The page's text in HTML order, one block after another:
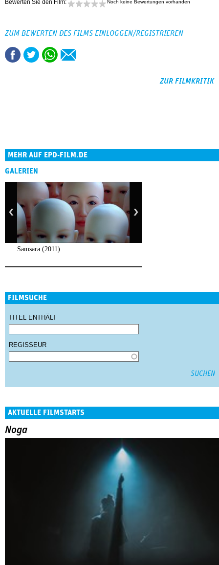
Bewerten Sie den Film: Noch keine Bewertungen vorhanden
ZUM BEWERTEN DES FILMS EINLOGGEN/REGISTRIEREN
ZUR FILMKRITIK
MEHR AUF EPD-FILM.DE
GALERIEN
Samsara (2011)
FILMSUCHE
TITEL ENTHÄLT
REGISSEUR
AKTUELLE FILMSTARTS
Noga